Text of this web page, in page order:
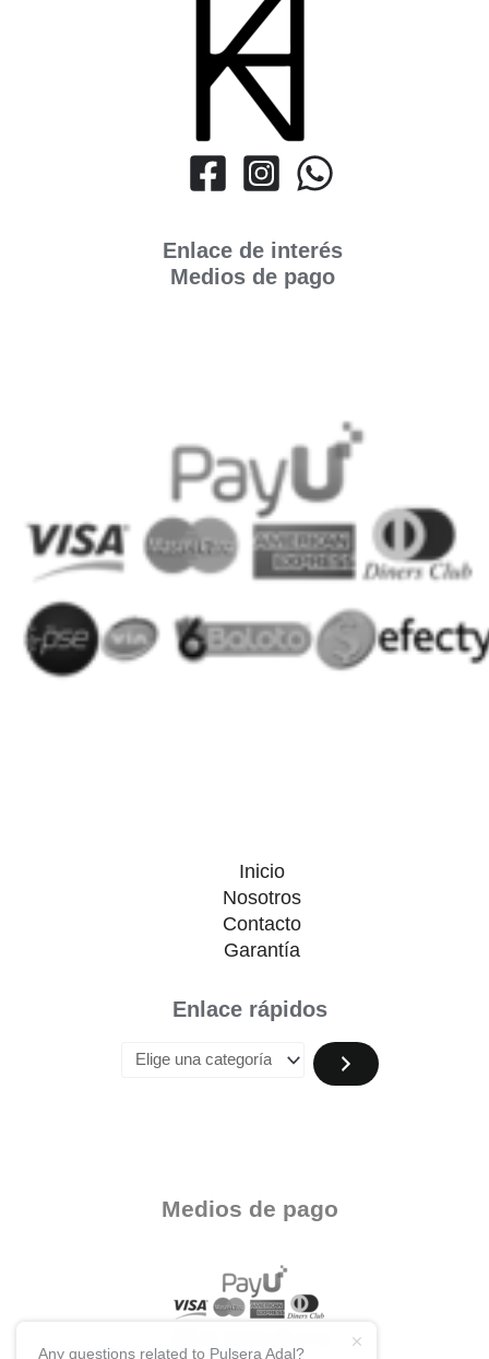
Enlace de interés
Medios de pago
Inicio
Nosotros
Contacto
Garantía
Enlace rápidos
Medios de pago
Any questions related to Pulsera Adal?